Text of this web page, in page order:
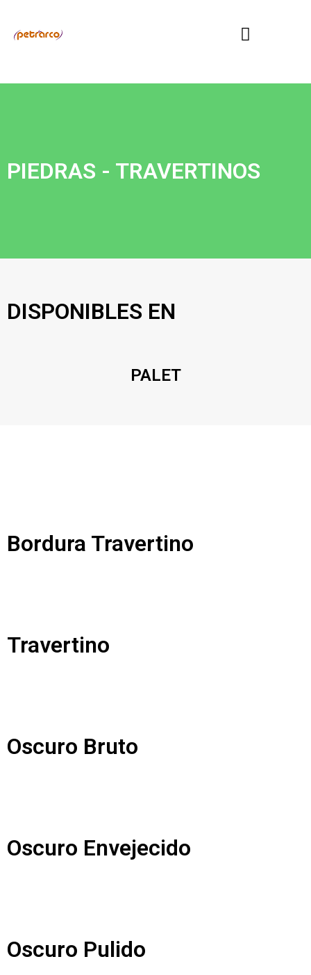
PIEDRAS - TRAVERTINOS
DISPONIBLES EN
PALET
Bordura Travertino
Travertino
Oscuro Bruto
Oscuro Envejecido
Oscuro Pulido